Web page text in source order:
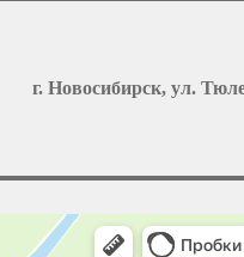
г. Новосибирск, ул.